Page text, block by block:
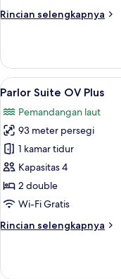
Rincian selengkapnya
Rincian
Grand
Class
Suite
Lihat
semua
foto
untuk
Parlor
Suite
OV
Plus
7
Parlor Suite OV Plus
Pemandangan laut
93 meter persegi
1 kamar tidur
Kapasitas 4
2 double
Wi-Fi Gratis
Rincian selengkapnya
Rincian
Parlor